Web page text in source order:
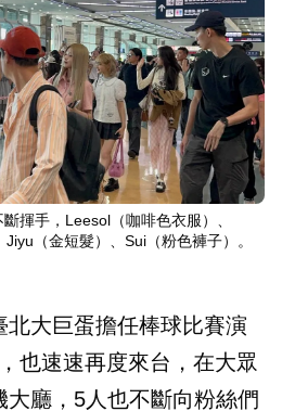
揮手，Leesol（咖啡色衣服）、
（金短髮）、Sui（粉色褲子）。
北大巨蛋擔任棒球比賽演
也速速再度來台，在大眾
廳，5人也不斷向粉絲們